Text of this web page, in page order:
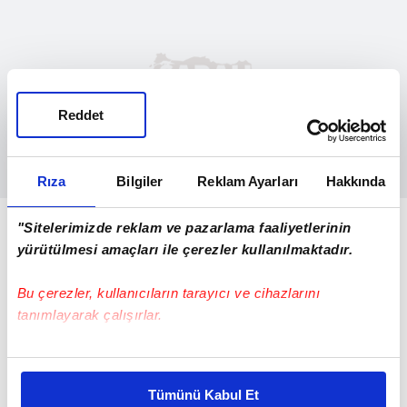
Rıza Bilgiler Reklam Ayarları Hakkında
"Sitelerimizde reklam ve pazarlama faaliyetlerinin
yürütülmesi amaçları ile çerezler kullanılmaktadır.
Bu çerezler, kullanıcıların tarayıcı ve cihazlarını
tanımlayarak çalışırlar.
Bu çerezlere izin vermeniz halinde sizlere özel
daha iyi reklam deneyimi yaşatabiliriz. Bunu yaparken
Tümünü Kabul Et
Reddet
7 ŞÜPHELİ TUTUKLANDI
Operasyonlarda 8 şüpheli yakalandı.
Şüphelilerden 1'i hakkında adli kontrol
tedbiri uygulanırken, 7 şüpheli çıkarıldıkları
15 GÖZALTI TALİMATI VERİLDİ